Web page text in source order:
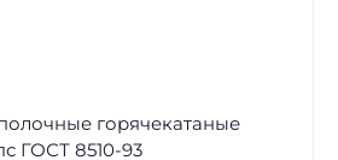
горячекатаные
ГОСТ 8510-93